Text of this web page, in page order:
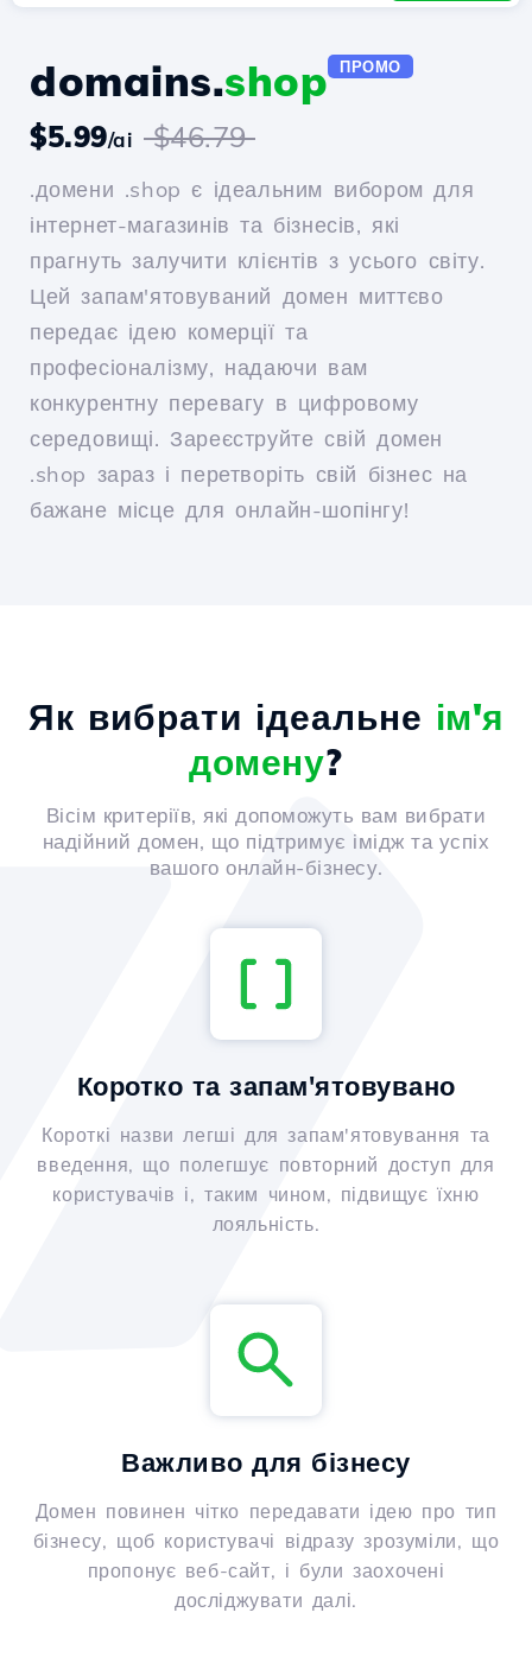
domains.shop ПРОМО
$5.99/ai $46.79
.домени .shop є ідеальним вибором для
інтернет-магазинів та бізнесів, які
прагнуть залучити клієнтів з усього світу.
Цей запам'ятовуваний домен миттєво
передає ідею комерції та
професіоналізму, надаючи вам
конкурентну перевагу в цифровому
середовищі. Зареєструйте свій домен
.shop зараз і перетворіть свій бізнес на
бажане місце для онлайн-шопінгу!
Як вибрати ідеальне ім'я
домену?
Вісім критеріїв, які допоможуть вам вибрати
надійний домен, що підтримує імідж та успіх
вашого онлайн-бізнесу.
Коротко та запам'ятовувано
Короткі назви легші для запам'ятовування та
введення, що полегшує повторний доступ для
користувачів і, таким чином, підвищує їхню
лояльність.
Важливо для бізнесу
Домен повинен чітко передавати ідею про тип
бізнесу, щоб користувачі відразу зрозуміли, що
пропонує веб-сайт, і були заохочені
досліджувати далі.